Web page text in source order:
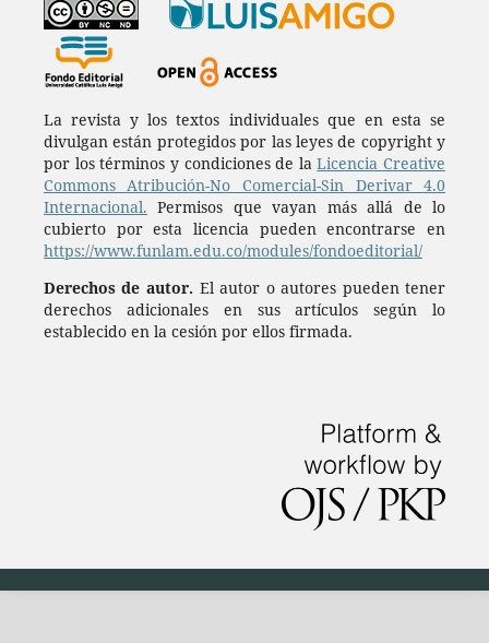
La revista y los textos individuales que en esta se
divulgan están protegidos por las leyes de copyright y
por los términos y condiciones de laLicencia Creative
Commons Atribución-No Comercial-Sin Derivar 4.0
Internacional. Permisos que vayan más allá de lo
cubierto por esta licencia pueden encontrarse en
https://www.funlam.edu.co/modules/fondoeditorial/
Derechos de autor. El autor o autores pueden tener
derechos adicionales en sus artículos según lo
establecido en la cesión por ellos firmada.